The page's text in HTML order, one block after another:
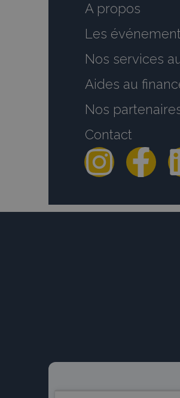
A propos
Les
Nos services
Aides au
Nos
Contact